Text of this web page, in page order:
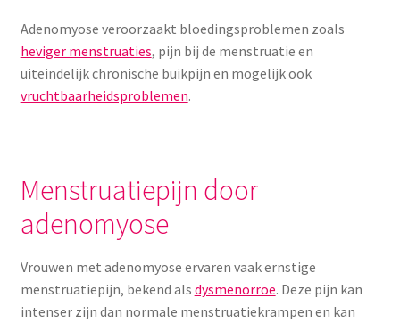
Adenomyose veroorzaakt bloedingsproblemen zoals
heviger menstruaties, pijn bij de menstruatie en
uiteindelijk chronische buikpijn en mogelijk ook
vruchtbaarheidsproblemen.
Menstruatiepijn door
adenomyose
Vrouwen met adenomyose ervaren vaak ernstige
menstruatiepijn, bekend als dysmenorroe. Deze pijn kan
intenser zijn dan normale menstruatiekrampen en kan